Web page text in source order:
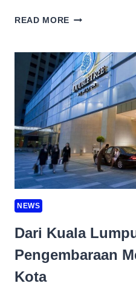
READ MORE DESTINASI
GAYA
HIDUP
KERJA
DAN
KEMBARA
DI
NEWS
Dari Kuala
Pengembaraan
Kota